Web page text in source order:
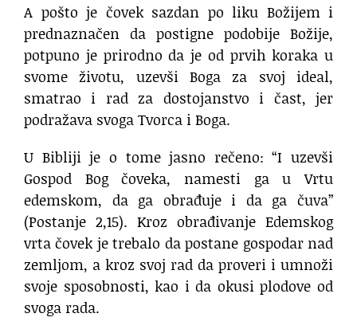
A pošto je čovek sazdan po liku Božijem i
prednaznačen da postigne podobije Božije,
potpuno je prirodno da je od prvih koraka u
svome životu, uzevši Boga za svoj ideal,
smatrao i rad za dostojanstvo i čast, jer
podražava svoga Tvorca i Boga.
U Bibliji je o tome jasno rečeno: “I uzevši
Gospod Bog čoveka, namesti ga u Vrtu
edemskom, da ga obrađuje i da ga čuva”
(Postanje 2,15). Kroz obrađivanje Edemskog
vrta čovek je trebalo da postane gospodar nad
zemljom, a kroz svoj rad da proveri i umnoži
svoje sposobnosti, kao i da okusi plodove od
svoga rada.